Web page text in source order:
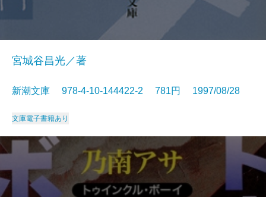
宮城谷昌光／著
新潮文庫 978-4-10-144422-2 781円 1997/08/28
文庫電子書籍あり